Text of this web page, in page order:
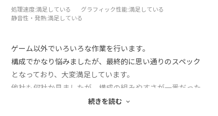
処理速度:満足している グラフィック性能:満足している
静音性・発熱:満足している
ゲーム以外でいろいろな作業を行います。
構成でかなり悩みましたが、最終的に思い通りのスペック
となっており、大変満足しています。
他社も何社か見ましたが、構成の組みやすさが一番だった
続きを読む